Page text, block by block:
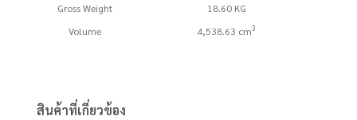
Gross Weight
18.60 KG
Volume
4,538.63 cm3
สินค้าที่เกี่ยวข้อง